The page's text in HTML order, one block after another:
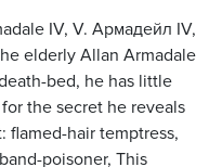
IV, V. Армадейл IV,
elderly Allan Armadale
bed, he has little
the secret he reveals
flamed-hair temptress,
poisoner, This